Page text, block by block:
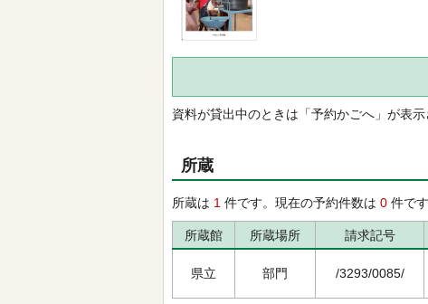
資料が貸出中のときは「予約かごへ」が表示
所蔵
所蔵は 1 件です。現在の予約件数は 0 件です
所蔵館 所蔵場所 請求記号
県立 部門 /3293/0085/